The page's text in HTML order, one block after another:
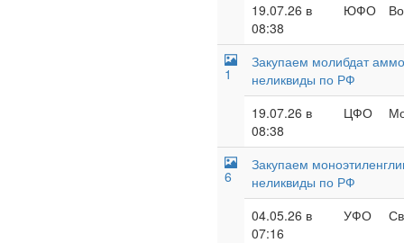
19.07.26 в
08:38
ЮФО
1
Закупаем молибдат
неликвиды по РФ
19.07.26 в
08:38
ЦФО
6
Закупаем
неликвиды по РФ
04.05.26 в
07:16
УФО